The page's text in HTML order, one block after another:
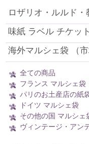
ロザリオ・ルルド・
味紙 ラベル チケッ
海外マルシェ袋 （市
全ての商品
フランス マルシェ袋
パリのお土産店の紙
ドイツ マルシェ袋
その他の国 マルシェ
ヴィンテージ・アン